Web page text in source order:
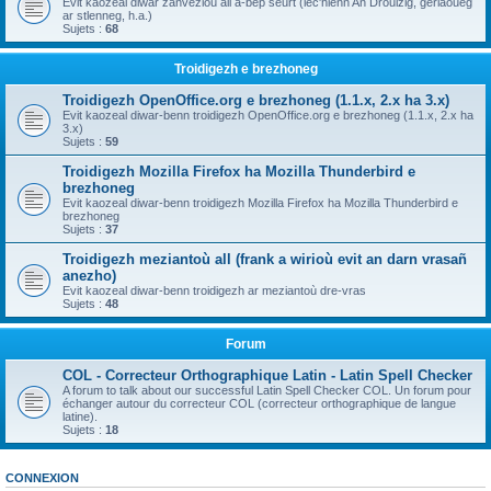
ar stlenneg, h.a.)
Sujets : 68
Troidigezh e brezhoneg
Troidigezh OpenOffice.org e brezhoneg (1.1.x, 2.x ha 3.x)
Evit kaozeal diwar-benn troidigezh OpenOffice.org e brezhoneg (1.1.x, 2.x ha
3.x)
Sujets : 59
Troidigezh Mozilla Firefox ha Mozilla Thunderbird e
brezhoneg
Evit kaozeal diwar-benn troidigezh Mozilla Firefox ha Mozilla Thunderbird e
brezhoneg
Sujets : 37
Troidigezh meziantoù all (frank a wirioù evit an darn vrasañ
anezho)
Evit kaozeal diwar-benn troidigezh ar meziantoù dre-vras
Sujets : 48
Forum
COL - Correcteur Orthographique Latin - Latin Spell Checker
A forum to talk about our successful Latin Spell Checker COL. Un forum pour
échanger autour du correcteur COL (correcteur orthographique de langue
latine).
Sujets : 18
CONNEXION